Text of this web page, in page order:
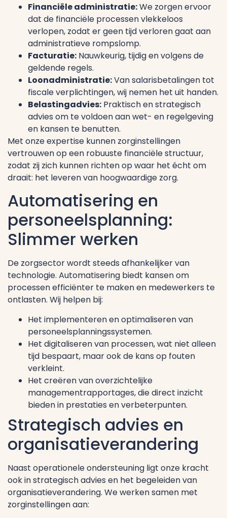
Financiële administratie:We zorgen ervoor
dat de financiële processen vlekkeloos
verlopen, zodat er geen tijd verloren gaat aan
administratieve rompslomp.
Facturatie: Nauwkeurig, tijdig en volgens de
geldende regels.
Loonadministratie:Van salarisbetalingen tot
fiscale verplichtingen, wij nemen het uit handen.
Belastingadvies: Praktisch en strategisch
advies om te voldoen aan wet- en regelgeving
en kansen te benutten.
Met onze expertise kunnen zorginstellingen
vertrouwen op een robuuste financiële structuur,
zodat zij zich kunnen richten op waar het écht om
draait: het leveren van hoogwaardige zorg.
Automatisering en
personeelsplanning:
Slimmer werken
De zorgsector wordt steeds afhankelijker van
technologie. Automatisering biedt kansen om
processen efficiënter te maken en medewerkers te
ontlasten. Wij helpen bij:
Het implementeren en optimaliseren van
personeelsplanningssystemen.
Het digitaliseren van processen, wat niet alleen
tijd bespaart, maar ook de kans op fouten
verkleint.
Het creëren van overzichtelijke
managementrapportages, die direct inzicht
bieden in prestaties en verbeterpunten.
Strategisch advies en
organisatieverandering
Naast operationele ondersteuning ligt onze kracht
ook in strategisch advies en het begeleiden van
organisatieverandering. We werken samen met
zorginstellingen aan: